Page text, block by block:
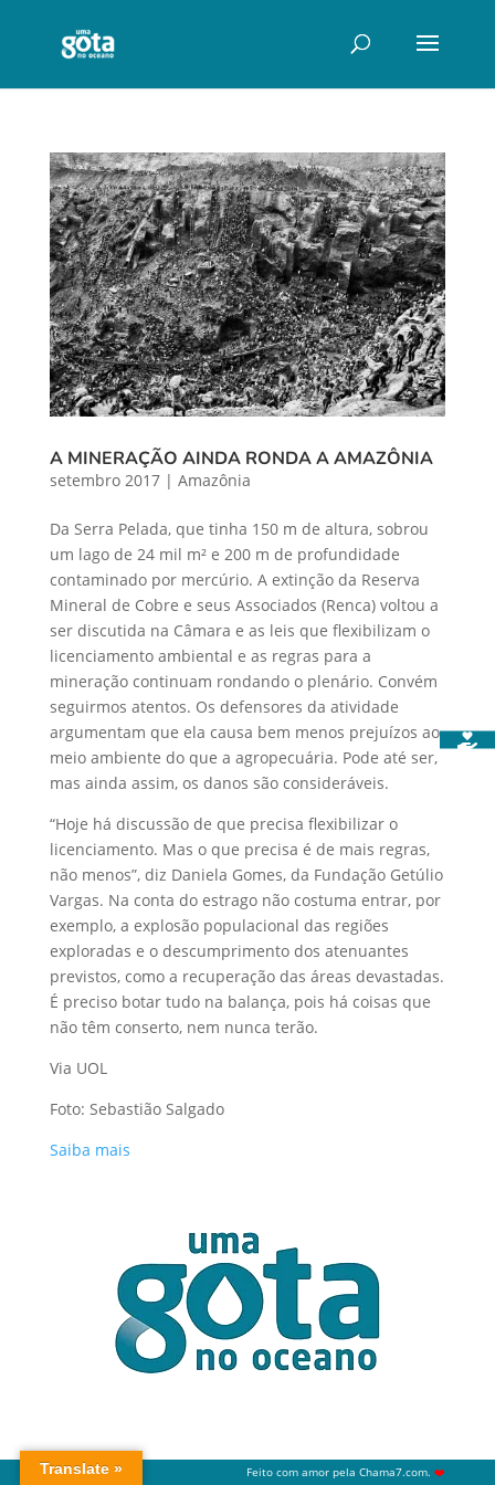
A MINERAÇÃO AINDA RONDA A AMAZÔNIA
setembro 2017| Amazônia
Da Serra Pelada, que tinha 150 m de altura, sobrou
um lago de 24 mil m² e 200 m de profundidade
contaminado por mercúrio. A extinção da Reserva
Mineral de Cobre e seus Associados (Renca) voltou a
ser discutida na Câmara e as leis que flexibilizam o
licenciamento ambiental e as regras para a
mineração continuam rondando o plenário. Convém
seguirmos atentos. Os defensores da atividade
argumentam que ela causa bem menos prejuízos ao
meio ambiente do que a agropecuária. Pode até ser,
mas ainda assim, os danos são consideráveis.
“Hoje há discussão de que precisa flexibilizar o
licenciamento. Mas o que precisa é de mais regras,
não menos”, diz Daniela Gomes, da Fundação Getúlio
Vargas. Na conta do estrago não costuma entrar, por
exemplo, a explosão populacional das regiões
exploradas e o descumprimento dos atenuantes
previstos, como a recuperação das áreas devastadas.
É preciso botar tudo na balança, pois há coisas que
não têm conserto, nem nunca terão.
Via UOL
Foto: Sebastião Salgado
Saiba mais
Feito com amor pelaChama7.com.❤️